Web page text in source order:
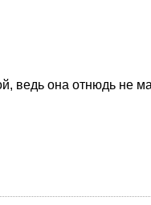
ведь она отнюдь не